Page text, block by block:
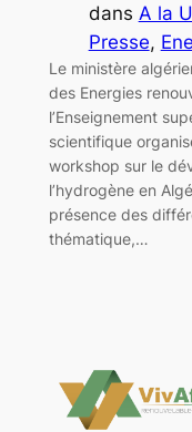
dans A la
Presse,
Le ministère
des Energies
l’Enseignement
scientifique
workshop sur le
l’hydrogène en
présence des
thématique,…